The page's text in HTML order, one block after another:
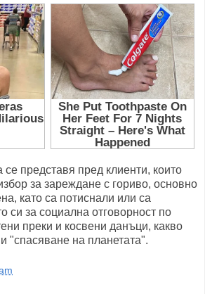
представя пред клиенти, които
за зареждане с гориво, основно
като са потиснали или са
си за социална отговорност по
преки и косвени данъци, какво
"спасяване на планетата".